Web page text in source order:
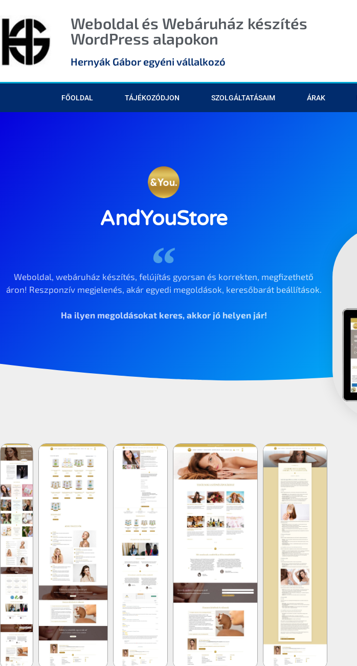
Weboldal és Webáruház készítés
WordPress alapokon
Hernyák Gábor egyéni vállalkozó
FŐOLDAL TÁJÉKOZÓDJON SZOLGÁLTATÁSAIM ÁRAK
AndYouStore
Weboldal, webáruház készítés, felújítás gyorsan és korrekten, megfizethető
áron! Reszponzív megjelenés, akár egyedi megoldások, keresőbarát beállítások.
Ha ilyen megoldásokat keres, akkor jó helyen jár!